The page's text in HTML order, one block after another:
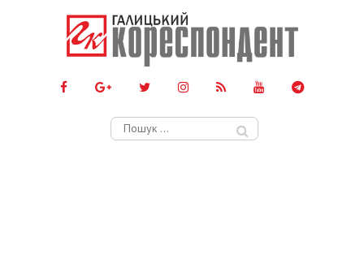
Пошук: